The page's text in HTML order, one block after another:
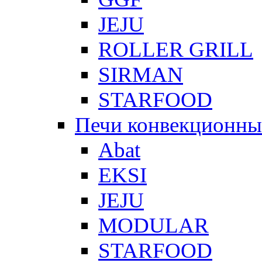
JEJU
ROLLER GRILL
SIRMAN
STARFOOD
Печи
Abat
EKSI
JEJU
MODULAR
STARFOOD